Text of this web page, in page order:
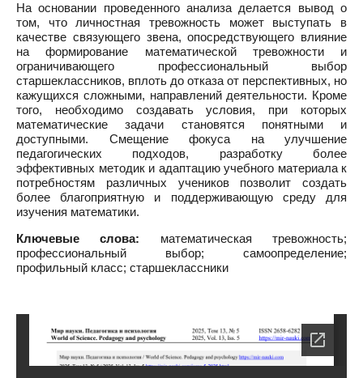
На основании проведенного анализа делается вывод о
том, что личностная тревожность может выступать в
качестве связующего звена, опосредствующего влияние
на формирование математической тревожности и
ограничивающего профессиональный выбор
старшеклассников, вплоть до отказа от перспективных, но
кажущихся сложными, направлений деятельности. Кроме
того, необходимо создавать условия, при которых
математические задачи становятся понятными и
доступными. Смещение фокуса на улучшение
педагогических подходов, разработку более
эффективных методик и адаптацию учебного материала к
потребностям различных учеников позволит создать
более благоприятную и поддерживающую среду для
изучения математики.
Ключевые слова: математическая тревожность;
профессиональный выбор; самоопределение;
профильный класс; старшеклассники